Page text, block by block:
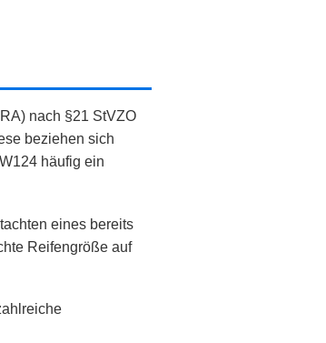
nach §21 StVZO
beziehen sich
häufig ein
eines bereits
Reifengröße auf